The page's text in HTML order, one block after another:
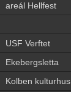
areál Hellfest
USF Verftet
Ekebergsletta
Kolben kulturhus